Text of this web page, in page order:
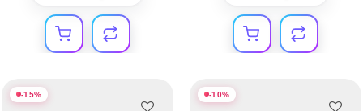
-15% -10%